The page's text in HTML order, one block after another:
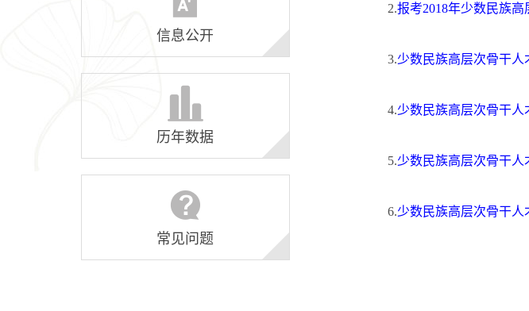
信息公开
历年数据
常见问题
2.报考2018年少数民族
3.少数民族高层次骨干
4.少数民族高层次骨干
5.少数民族高层次骨干
6.少数民族高层次骨干